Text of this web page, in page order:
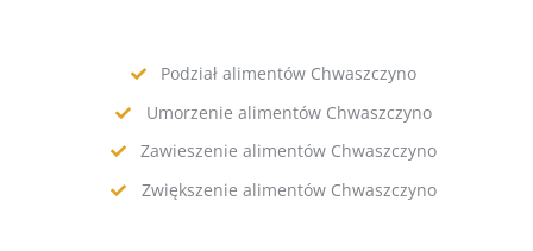
Podział alimentów Chwaszczyno
Umorzenie alimentów Chwaszczyno
Zawieszenie alimentów Chwaszczyno
Zwiększenie alimentów Chwaszczyno